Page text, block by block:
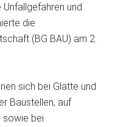
und
die
(BG BAU) am 2.
sich bei Glätte und
Baustellen, auf
sowie bei